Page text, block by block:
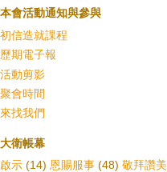
本會活動通知與參與
初信造就課程
歷期電子報
活動剪影
聚會時間
來找我們
大衛帳幕
啟示 (14) 恩賜服事 (48) 敬拜讚美